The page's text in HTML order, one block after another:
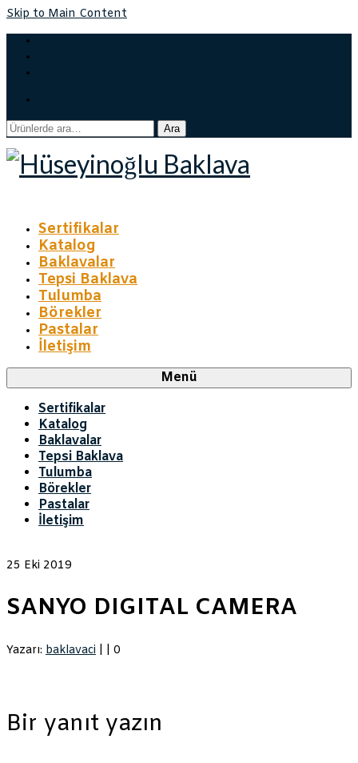
Skip to Main Content
Ara:
Ara
Sertifikalar
Katalog
Baklavalar
Tepsi Baklava
Tulumba
Börekler
Pastalar
İletişim
Menü
Sertifikalar
Katalog
Baklavalar
Tepsi Baklava
Tulumba
Börekler
Pastalar
İletişim
25 Eki 2019
SANYO DIGITAL CAMERA
Yazarı: baklavaci 0
Bir yanıt yazın